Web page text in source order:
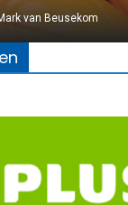
van Beusekom